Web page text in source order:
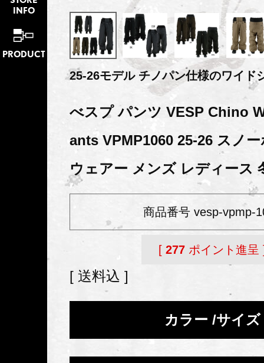
INFO
PRODUCT
25-26モデル チノパン仕様のワイド
べスプ パンツ VESP Chino
ants VPMP1060 25-26 スノ
ウェアー メンズ レディース
商品番号 vesp-vpmp-
[ 277 ポイント進呈
送料込
カラー サイズ